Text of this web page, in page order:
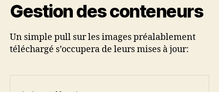
Gestion des conteneurs
Un simple pull sur les images préalablement
téléchargé s’occupera de leurs mises à jour: